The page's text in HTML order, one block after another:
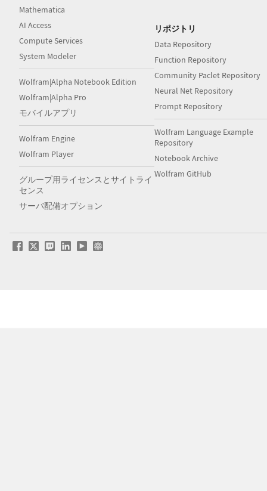
Mathematica
AI Access
Compute Services
System Modeler
Wolfram|Alpha Notebook Edition
Wolfram|Alpha Pro
モバイルアプリ
Wolfram Engine
Wolfram Player
グループ用ライセンスとサイトライ
センス
サーバ配備オプション
リポジトリ
Data Repository
Function Repository
Community Paclet Repository
Neural Net Repository
Prompt Repository
Wolfram Language Example
Repository
Notebook Archive
Wolfram GitHub